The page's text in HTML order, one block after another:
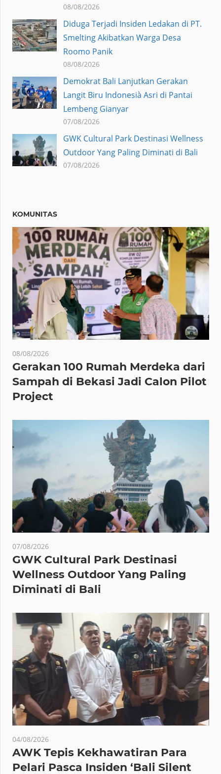
08/08/2026
Diduga Terjadi Insiden Ledakan di PT.
Smelting Akibatkan Warga Desa
Roomo Panik
08/08/2026
Demokrat Bali Lanjutkan Gerakan
Langit Biru Indonesià Asri di Pantai
Lembeng Gianyar
07/08/2026
GWK Cultural Park Destinasi Wellness
Outdoor Yang Paling Diminati di Bali
07/08/2026
KOMUNITAS
08/08/2026
Gerakan 100 Rumah Merdeka dari
Sampah di Bekasi Jadi Calon Pilot
Project
07/08/2026
GWK Cultural Park Destinasi
Wellness Outdoor Yang Paling
Diminati di Bali
04/08/2026
AWK Tepis Kekhawatiran Para
Pelari Pasca Insiden ‘Bali Silent